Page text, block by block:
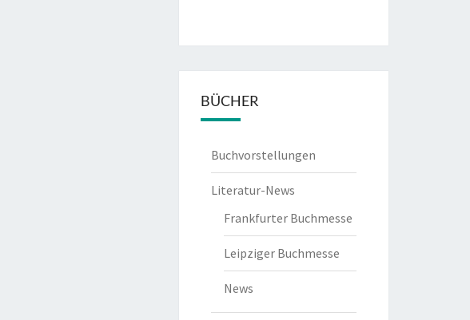
BÜCHER
Buchvorstellungen
Literatur-News
Frankfurter Buchmesse
Leipziger Buchmesse
News